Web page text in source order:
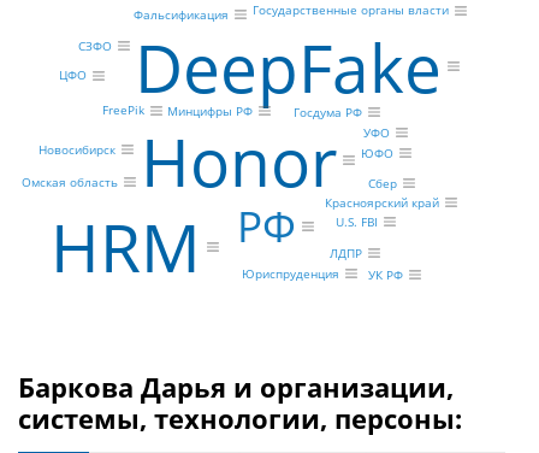
Honor
DeepFake
HRM
РФ
Госдума РФ
Минцифры РФ
U.S. FBI
ЛДПР
FreePik
Сбер
ЮФО
СЗФО
ЦФО
УФО
Красноярский край
Новосибирск
Омская область
Государственные органы власти
Фальсификация
Юриспруденция УК РФ
Баркова Дарья и организации,
системы, технологии, персоны: